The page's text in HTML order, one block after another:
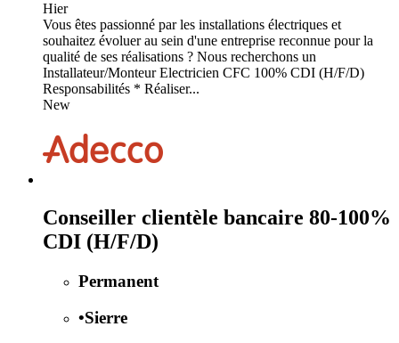
Hier
Vous êtes passionné par les installations électriques et
souhaitez évoluer au sein d'une entreprise reconnue pour la
qualité de ses réalisations ? Nous recherchons un
Installateur/Monteur Electricien CFC 100% CDI (H/F/D)
Responsabilités * Réaliser...
New
Conseiller clientèle bancaire 80-100%
CDI (H/F/D)
Permanent
•Sierre